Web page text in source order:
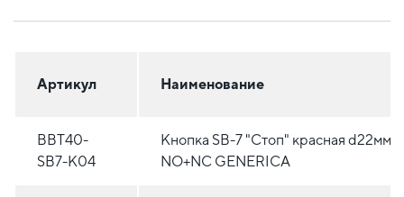
Артикул Наименование
BBT40-
SB7-K04
Кнопка SВ-7 "Стоп" красная d22мм/
NO+NC GENERICA